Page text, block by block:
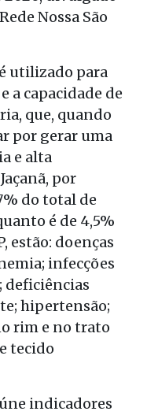
Nossa São
utilizado para
a capacidade de
que, quando
por gerar uma
e alta
por
do total de
é de 4,5%
estão: doenças
infecções
deficiências
hipertensão;
rim e no trato
tecido
indicadores